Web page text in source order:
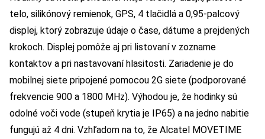
telo, silikónový remienok, GPS, 4 tlačidlá a 0,95-palcový
displej, ktorý zobrazuje údaje o čase, dátume a prejdených
krokoch. Displej pomôže aj pri listovaní v zozname
kontaktov a pri nastavovaní hlasitosti. Zariadenie je do
mobilnej siete pripojené pomocou 2G siete (podporované
frekvencie 900 a 1800 MHz). Výhodou je, že hodinky sú
odolné voči vode (stupeň krytia je IP65) a na jedno nabitie
fungujú až 4 dni. Vzhľadom na to, že Alcatel MOVETIME